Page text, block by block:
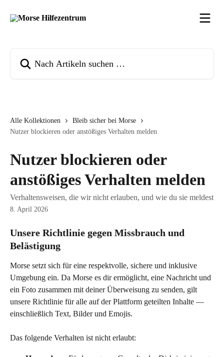
Alle Kollektionen
Bleib sicher bei Morse
Nutzer blockieren oder anstößiges Verhalten melden
Nutzer blockieren oder
anstößiges Verhalten melden
Verhaltensweisen, die wir nicht erlauben, und wie du sie meldest
8. April 2026
Unsere Richtlinie gegen Missbrauch und
Belästigung
Morse setzt sich für eine respektvolle, sichere und inklusive
Umgebung ein. Da Morse es dir ermöglicht, eine Nachricht und
ein Foto zusammen mit deiner Überweisung zu senden, gilt
unsere Richtlinie für alle auf der Plattform geteilten Inhalte —
einschließlich Text, Bilder und Emojis.
Das folgende Verhalten ist nicht erlaubt: